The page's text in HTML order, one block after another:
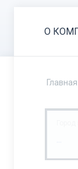
О
Главная
...